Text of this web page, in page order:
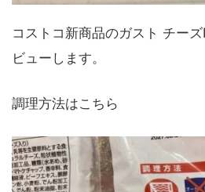
コストコ新商品のガスト チー
ビューします。
調理方法はこちら